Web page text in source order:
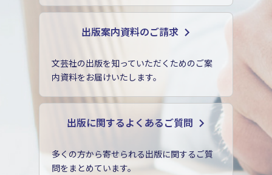
出版案内資料のご請求
文芸社の出版を知っていただくためのご案
内資料をお届けいたします。
出版に関するよくあるご質問
多くの方から寄せられる出版に関するご質
問をまとめています。